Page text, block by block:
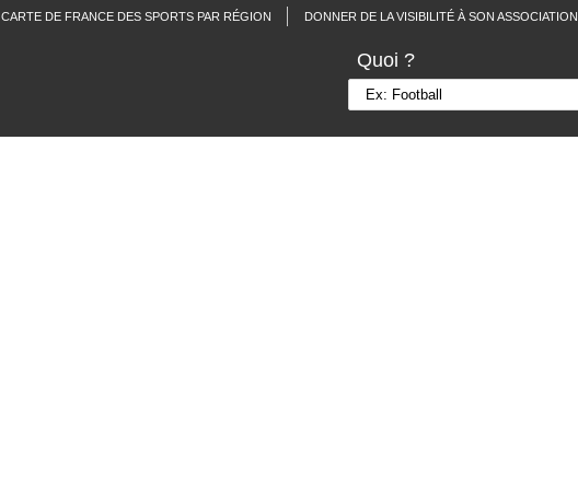
CARTE DE FRANCE DES SPORTS PAR RÉGION DONNER DE LA VISIBILITÉ À SON ASSOCIATION
Quoi ?